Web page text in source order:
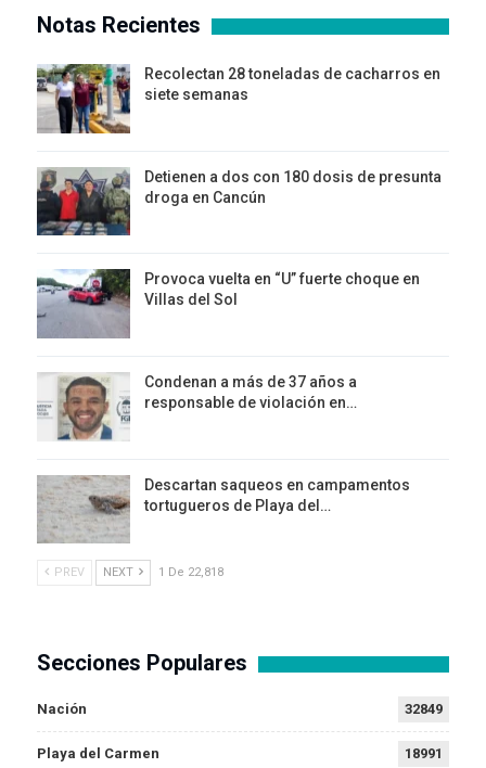
Notas Recientes
Recolectan 28 toneladas de cacharros en
siete semanas
Detienen a dos con 180 dosis de presunta
droga en Cancún
Provoca vuelta en “U” fuerte choque en
Villas del Sol
Condenan a más de 37 años a
responsable de violación en…
Descartan saqueos en campamentos
tortugueros de Playa del…
PREV NEXT 1 De 22,818
Secciones Populares
Nación 32849
Playa del Carmen 18991